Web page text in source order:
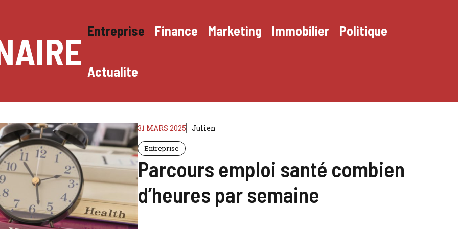
Entreprise Finance Marketing Immobilier Politique
Actualite
31 MARS 2025 Julien
Entreprise
Parcours emploi santé combien
d’heures par semaine